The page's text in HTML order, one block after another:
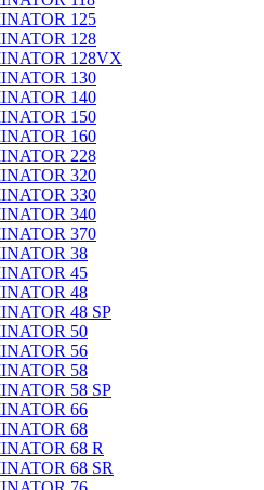
125
128
128VX
130
140
150
160
228
320
330
340
370
38
45
48
48 SP
50
56
58
58 SP
66
68
68 R
68 SR